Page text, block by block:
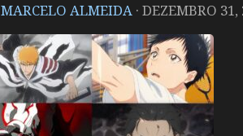
MARCELO ALMEIDA · DEZEMBRO 31,